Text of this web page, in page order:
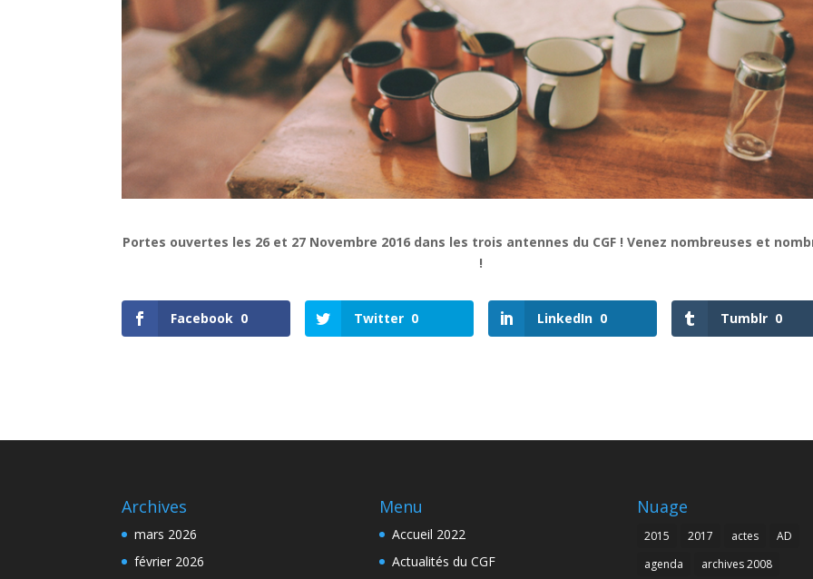
Portes ouvertes les 26 et 27 Novembre 2016 dans les trois antennes du CGF ! Venez nombreuses et
!
Facebook 0 Twitter 0 LinkedIn 0 Tumblr 0
Archives
mars 2026
février 2026
Menu
Accueil 2022
Actualités du CGF
Nuage
2015 2017 actes
AD
agenda
archives 2008